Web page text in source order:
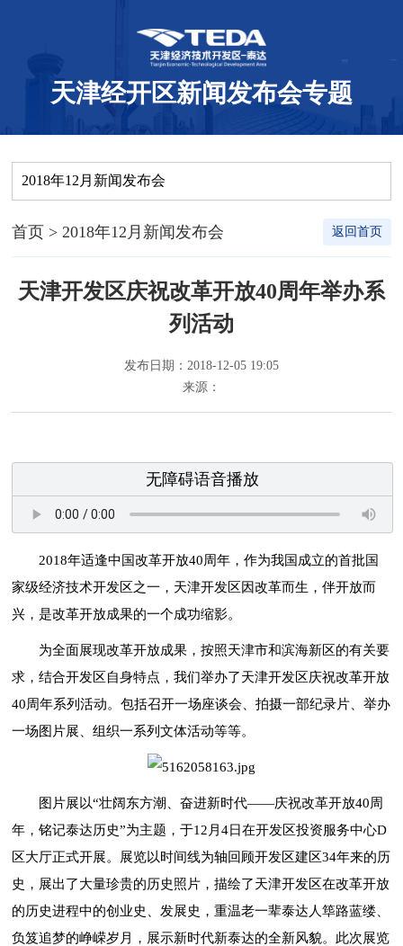
天津经开区新闻发布会专题
2018年12月新闻发布会
首页 > 2018年12月新闻发布会 返回首页
天津开发区庆祝改革开放40周年举办系
列活动
发布日期：2018-12-05 19:05
来源：
无障碍语音播放
2018年适逢中国改革开放40周年，作为我国成立的首批国
家级经济技术开发区之一，天津开发区因改革而生，伴开放而
兴，是改革开放成果的一个成功缩影。
为全面展现改革开放成果，按照天津市和滨海新区的有关要
求，结合开发区自身特点，我们举办了天津开发区庆祝改革开放
40周年系列活动。包括召开一场座谈会、拍摄一部纪录片、举办
一场图片展、组织一系列文体活动等等。
图片展以“壮阔东方潮、奋进新时代——庆祝改革开放40周
年，铭记泰达历史”为主题，于12月4日在开发区投资服务中心D
区大厅正式开展。展览以时间线为轴回顾开发区建区34年来的历
史，展出了大量珍贵的历史照片，描绘了天津开发区在改革开放
的历史进程中的创业史、发展史，重温老一辈泰达人筚路蓝缕、
负笈追梦的峥嵘岁月，展示新时代新泰达的全新风貌。此次展览